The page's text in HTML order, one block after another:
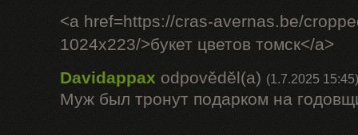
<a href=https://cras-avernas.be/
1024x223/>букет цветов томск</a>
Davidappax odpověděl(a) (1.7.2025 15:45)
Муж был тронут подарком на